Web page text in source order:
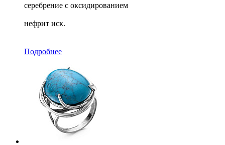
серебрение с оксидированием
нефрит иск.
Подробнее